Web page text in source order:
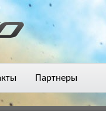
Партнеры